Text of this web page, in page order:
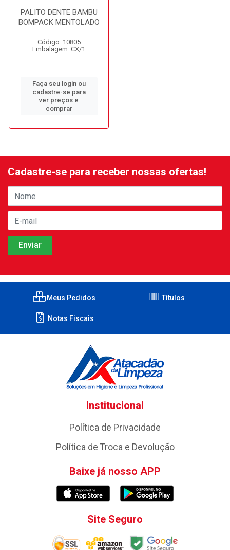
PALITO DENTE BAMBU
BOMPACK MENTOLADO
Código: 10805
Embalagem: CX/1
Faça seu login ou
cadastre-se para
ver preços e
comprar
Cadastre-se para receber nossas ofertas!
Meus Pedidos Títulos
Notas Fiscais
Institucional
Política de Privacidade
Política de Troca e Devolução
Baixe já nosso APP
Site Seguro